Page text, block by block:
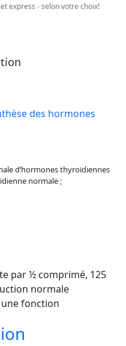
express - selon votre choix!
des hormones
d’hormones thyroïdiennes
normale ;
par ½ comprimé, 125
normale
fonction